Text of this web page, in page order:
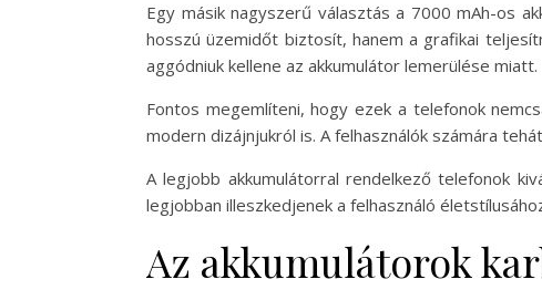
Egy másik nagyszerű választás a 7000 mAh-os
hosszú üzemidőt biztosít, hanem a grafikai
aggódniuk kellene az akkumulátor lemerülése miatt.
Fontos megemlíteni, hogy ezek a telefonok
modern dizájnjukról is. A felhasználók számára
A legjobb akkumulátorral rendelkező telefonok
legjobban illeszkedjenek a felhasználó
Az akkumulátorok